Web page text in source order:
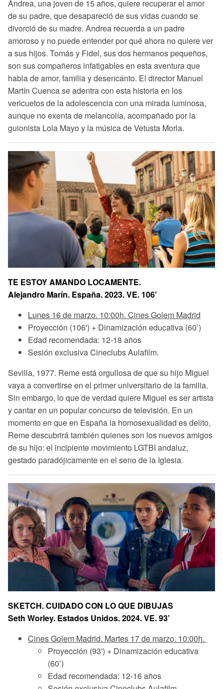
Andrea, una joven de 15 años, quiere recuperar el amor
de su padre, que desapareció de sus vidas cuando se
divorció de su madre. Andrea recuerda a un padre
amoroso y no puede entender por qué ahora no quiere ver
a sus hijos. Tomás y Fidel, sus dos hermanos pequeños,
son sus compañeros infatigables en esta aventura que
habla de amor, familia y desencanto. El director Manuel
Martín Cuenca se adentra con esta historia en los
vericuetos de la adolescencia con una mirada luminosa,
aunque no exenta de melancolía, acompañado por la
guionista Lola Mayo y la música de Vetusta Morla.
TE ESTOY AMANDO LOCAMENTE.
Alejandro Marín. España. 2023. VE. 106’
Lunes 16 de marzo. 10:00h. Cines Golem Madrid
Proyección (106') + Dinamización educativa (60’)
Edad recomendada: 12-18 años
Sesión exclusiva Cineclubs Aulafilm.
Sevilla, 1977. Reme está orgullosa de que su hijo Miguel
vaya a convertirse en el primer universitario de la familia.
Sin embargo, lo que de verdad quiere Miguel es ser artista
y cantar en un popular concurso de televisión. En un
momento en que en España la homosexualidad es delito,
Reme descubrirá también quienes son los nuevos amigos
de su hijo: el incipiente movimiento LGTBI andaluz,
gestado paradójicamente en el seno de la Iglesia.
SKETCH. CUIDADO CON LO QUE DIBUJAS
Seth Worley. Estados Unidos. 2024. VE. 93’
Cines Golem Madrid. Martes 17 de marzo. 10:00h.
Proyección (93') + Dinamización educativa
(60’)
Edad recomendada: 12-16 años